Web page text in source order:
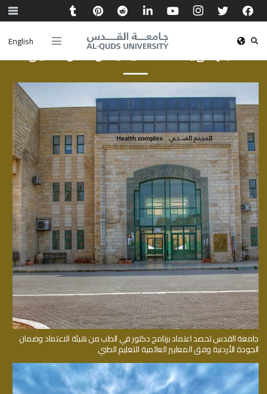
Englishأخبار الهيئة الأكاديمية والموظفين
جامعة القدس تحصد اعتماد برنامج دكتور في الطب من هيئة الاعتماد وضمان
الجودة الأردنية وفق المعايير العالمية للتعليم الطبي